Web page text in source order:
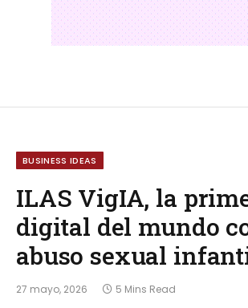
BUSINESS IDEAS
ILAS VigIA, la
digital del mundo
abuso sexual
27 mayo, 2026 5 Mins Read